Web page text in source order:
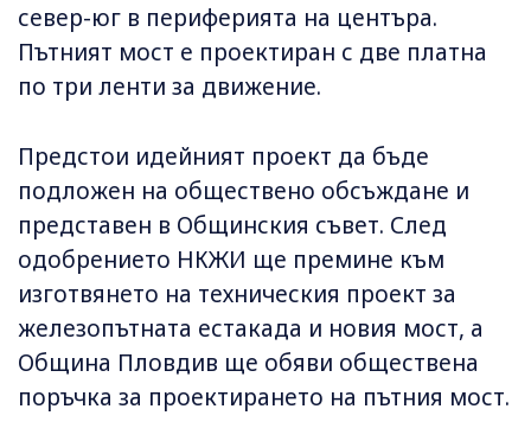
север-юг в периферията на центъра.
Пътният мост е проектиран с две платна
по три ленти за движение.
Предстои идейният проект да бъде
подложен на обществено обсъждане и
представен в Общинския съвет. След
одобрението НКЖИ ще премине към
изготвянето на техническия проект за
железопътната естакада и новия мост, а
Община Пловдив ще обяви обществена
поръчка за проектирането на пътния мост.